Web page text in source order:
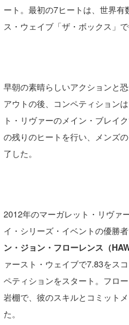
ート。最初の7ヒートは、世界有
ス・ウェイブ「ザ・ボックス」で
早朝の素晴らしいアクションと
アウトの後、コンペティション
ト・リヴァーのメイン・ブレイ
の残りのヒートを行い、メンズ
了した。
2012年のマーガレット・リヴァ
イ・シリーズ・イベントの優勝
ン・ジョン・フローレンス（HAW
ァースト・ウェイブで7.83をス
ペティションをスタート。フロ
岩棚で、彼のスキルとコミット
た。
Naoya Kimoto
Yoshiyuki Obata
arukasvision
DELTA FORCE SURF
CBA Films
メディア
WAVAL
中浦“JET”章
嵯峨明日香
進士剛光
田原啓江
大野”MAR”修聖
喜納海人
☆加藤
+☆maki☆+
Aichan
chan-U
H
KID
KOBU
KY
波伝説